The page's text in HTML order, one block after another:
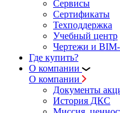
Сервисы
Сертификаты
Техподдержка
Учебный центр
Чертежи и
Где купить?
О компании
О компании
Документы
История ДКС